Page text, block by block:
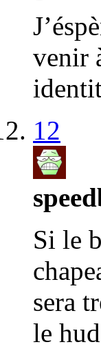
venir
12
Si le
sera
le